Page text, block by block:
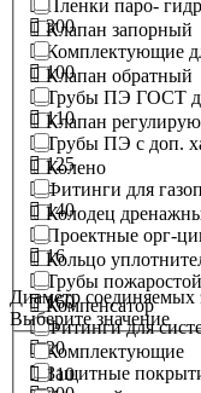
Пленки паро-
Комплектующие
Трубы ПЭ ГОСТ
Трубы ПЭ с доп.
Фитинги для
Проектные орг-
Трубы
Фитинги для
Защитные
Клапан запорный
Клапан обратный
Клапан
Колено
Колодец
Кольцо
Компенсатор
Комплектующие
300
100
110
125
140
16
160
20
Диаметр соединяемых
Выберите значение
110